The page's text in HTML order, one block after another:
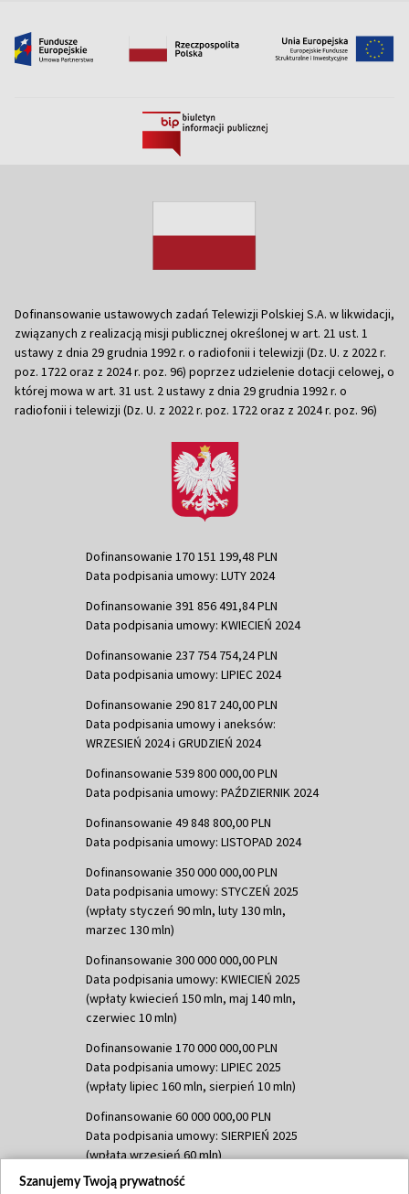
Dofinansowanie ustawowych zadań Telewizji Polskiej S.A. w likwidacji,
związanych z realizacją misji publicznej określonej w art. 21 ust. 1
ustawy z dnia 29 grudnia 1992 r. o radiofonii i telewizji (Dz. U. z 2022 r.
poz. 1722 oraz z 2024 r. poz. 96) poprzez udzielenie dotacji celowej, o
której mowa w art. 31 ust. 2 ustawy z dnia 29 grudnia 1992 r. o
radiofonii i telewizji (Dz. U. z 2022 r. poz. 1722 oraz z 2024 r. poz. 96)
Dofinansowanie 170 151 199,48 PLN
Data podpisania umowy: LUTY 2024
Dofinansowanie 391 856 491,84 PLN
Data podpisania umowy: KWIECIEŃ 2024
Dofinansowanie 237 754 754,24 PLN
Data podpisania umowy: LIPIEC 2024
Dofinansowanie 290 817 240,00 PLN
Data podpisania umowy i aneksów:
WRZESIEŃ 2024 i GRUDZIEŃ 2024
Dofinansowanie 539 800 000,00 PLN
Data podpisania umowy: PAŹDZIERNIK 2024
Dofinansowanie 49 848 800,00 PLN
Data podpisania umowy: LISTOPAD 2024
Dofinansowanie 350 000 000,00 PLN
Data podpisania umowy: STYCZEŃ 2025
(wpłaty styczeń 90 mln, luty 130 mln,
marzec 130 mln)
Dofinansowanie 300 000 000,00 PLN
Data podpisania umowy: KWIECIEŃ 2025
(wpłaty kwiecień 150 mln, maj 140 mln,
czerwiec 10 mln)
Dofinansowanie 170 000 000,00 PLN
Data podpisania umowy: LIPIEC 2025
(wpłaty lipiec 160 mln, sierpień 10 mln)
Dofinansowanie 60 000 000,00 PLN
Data podpisania umowy: SIERPIEŃ 2025
(wpłata wrzesień 60 mln)
Dofinansowanie 635 783 051,21 PLN
Szanujemy Twoją prywatność